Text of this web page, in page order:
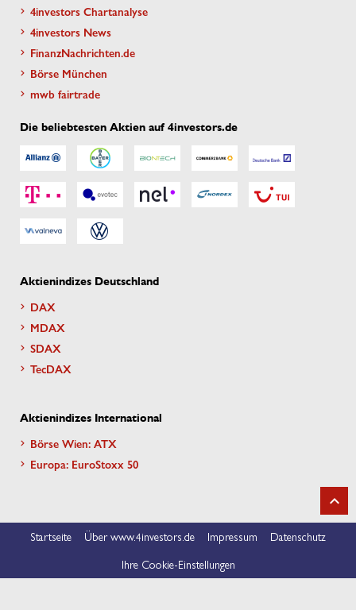
4investors Chartanalyse
4investors News
FinanzNachrichten.de
Börse München
mwb fairtrade
Die beliebtesten Aktien auf 4investors.de
Aktienindizes Deutschland
DAX
MDAX
SDAX
TecDAX
Aktienindizes International
Börse Wien: ATX
Europa: EuroStoxx 50
Startseite Über www.4investors.de Impressum
Datenschutz
Ihre Cookie-Einstellungen